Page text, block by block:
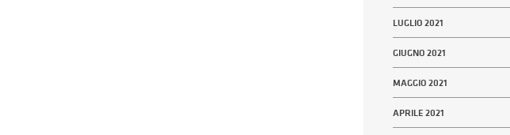
LUGLIO 2021
GIUGNO 2021
MAGGIO 2021
APRILE 2021